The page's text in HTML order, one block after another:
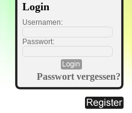
Login
Usernamen:
Passwort:
Passwort vergessen?